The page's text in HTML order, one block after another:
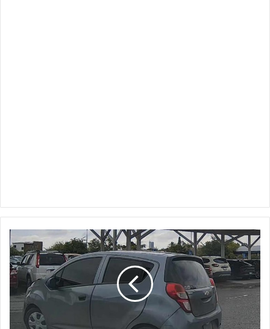
Captan
a
presunto
l4drón
de
autopartes
en
estacionamiento